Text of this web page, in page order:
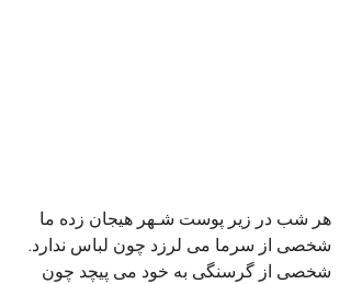
هر شب در زیر پوست شـهر هیجان زده ما
شخصی از سرما می لرزد چون لباس ندارد.
شخصی از گرسنگی به خود می پیچد چون